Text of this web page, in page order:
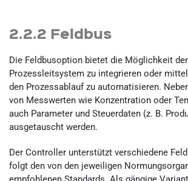
2.2.2 Feldbus
Die Feldbusoption bietet die Möglichkeit
Prozessleitsystem zu integrieren oder
den Prozessablauf zu automatisieren.
von Messwerten wie Konzentration oder
auch Parameter und Steuerdaten (z. B.
ausgetauscht werden.
Der Controller unterstützt verschiedene
folgt den von den jeweiligen